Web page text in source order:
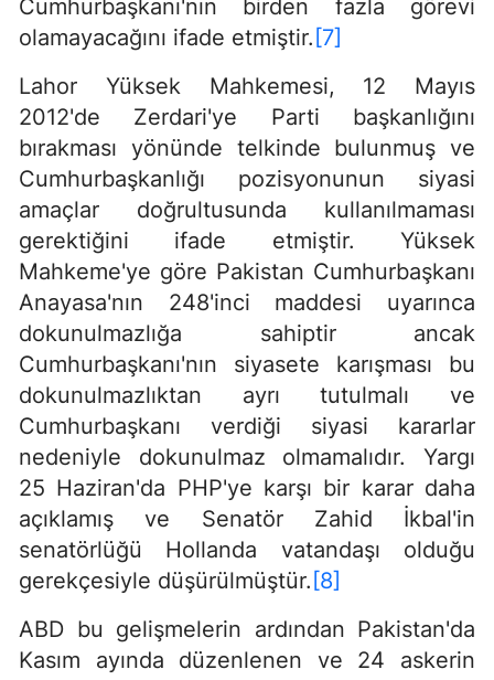
Cumhurbaşkanı'nın birden fazla görevi
olamayacağını ifade etmiştir. [7]
Lahor Yüksek Mahkemesi, 12 Mayıs
2012'de Zerdari'ye Parti başkanlığını
bırakması yönünde telkinde bulunmuş ve
Cumhurbaşkanlığı pozisyonunun siyasi
amaçlar doğrultusunda kullanılmaması
gerektiğini ifade etmiştir. Yüksek
Mahkeme'ye göre Pakistan Cumhurbaşkanı
Anayasa'nın 248'inci maddesi uyarınca
dokunulmazlığa sahiptir ancak
Cumhurbaşkanı'nın siyasete karışması bu
dokunulmazlıktan ayrı tutulmalı ve
Cumhurbaşkanı verdiği siyasi kararlar
nedeniyle dokunulmaz olmamalıdır. Yargı
25 Haziran'da PHP'ye karşı bir karar daha
açıklamış ve Senatör Zahid İkbal'in
senatörlüğü Hollanda vatandaşı olduğu
gerekçesiyle düşürülmüştür. [8]
ABD bu gelişmelerin ardından Pakistan'da
Kasım ayında düzenlenen ve 24 askerin